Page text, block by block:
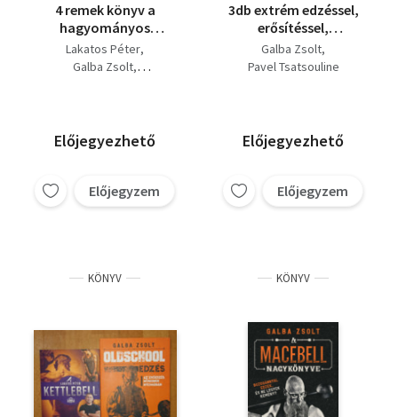
4 remek könyv a
hagyományos
edzésről: Formában,
kortalanul, Oldschool
Lakatos Péter
Galba Zsolt
Előjegyezhető
Előjegyzem
3db extrém edzéssel,
erősítéssel,
testépítéssel
kapcsolatos mű -
Macebell nagykönyve
Galba Zsolt
Pavel Tsatsouline
Előjegyezhető
Előjegyzem
KÖNYV KÖNYV